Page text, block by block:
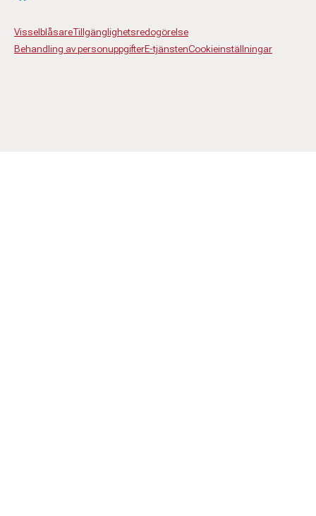
VisselblåsareTillgänglighetsredogörelse
Behandling av personuppgifterE-tjänstenCookieinställningar